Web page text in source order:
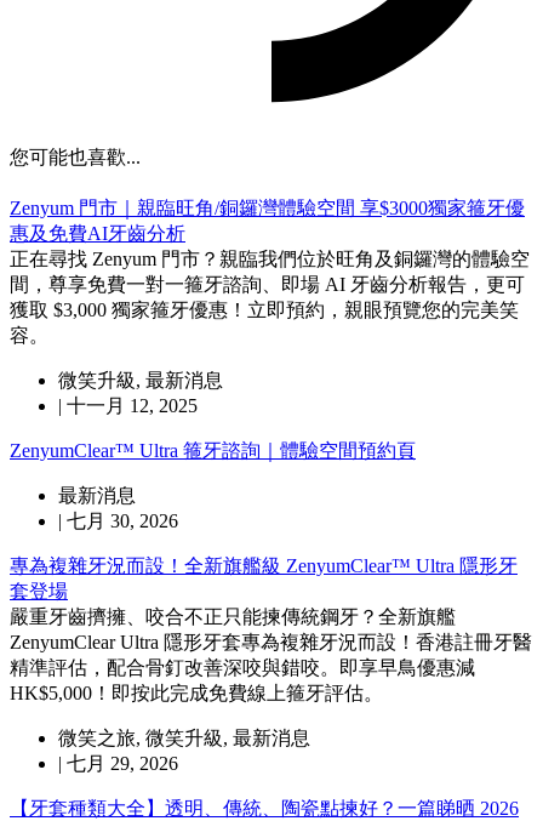
您可能也喜歡...
Zenyum 門市｜親臨旺角/銅鑼灣體驗空間 享$3000獨家箍牙優
惠及免費AI牙齒分析
正在尋找 Zenyum 門市？親臨我們位於旺角及銅鑼灣的體驗空
間，尊享免費一對一箍牙諮詢、即場 AI 牙齒分析報告，更可
獲取 $3,000 獨家箍牙優惠！立即預約，親眼預覽您的完美笑
容。
微笑升級, 最新消息
| 十一月 12, 2025
ZenyumClear™ Ultra 箍牙諮詢｜體驗空間預約頁
最新消息
| 七月 30, 2026
專為複雜牙況而設！全新旗艦級 ZenyumClear™ Ultra 隱形牙
套登場
嚴重牙齒擠擁、咬合不正只能揀傳統鋼牙？全新旗艦
ZenyumClear Ultra 隱形牙套專為複雜牙況而設！香港註冊牙醫
精準評估，配合骨釘改善深咬與錯咬。即享早鳥優惠減
HK$5,000！即按此完成免費線上箍牙評估。
微笑之旅, 微笑升級, 最新消息
| 七月 29, 2026
【牙套種類大全】透明、傳統、陶瓷點揀好？一篇睇晒 2026